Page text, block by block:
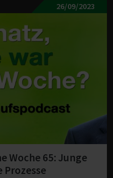
26/09/2023
Woche 65: Junge